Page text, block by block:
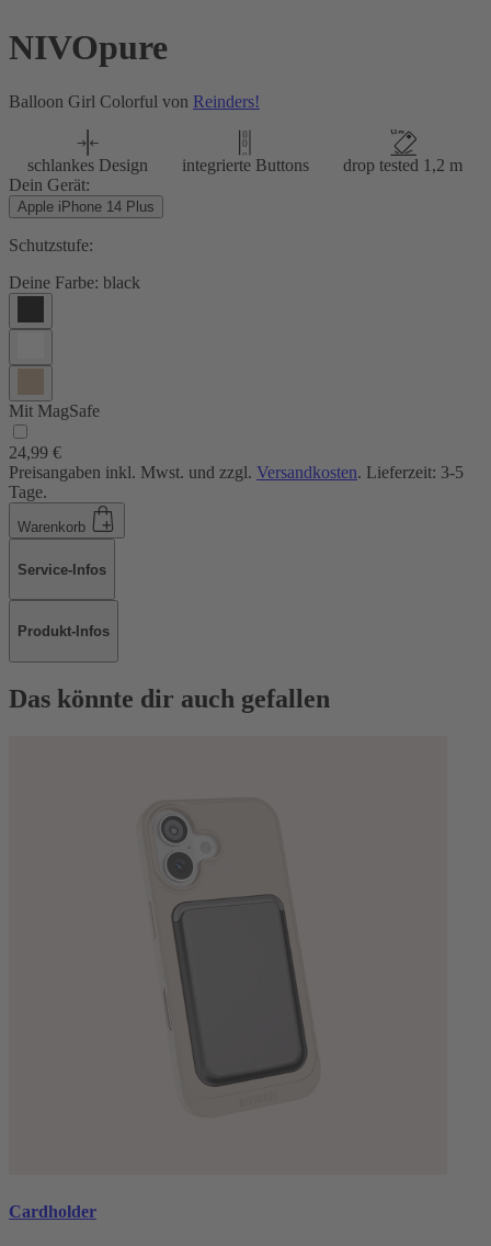
NIVOpure
Balloon Girl Colorful von Reinders!
schlankes Design integrierte Buttons
drop tested 1,2 m
Dein Gerät:
Apple iPhone 14 Plus
Schutzstufe:
Deine Farbe: black
Mit MagSafe
24,99 €
Preisangaben inkl. Mwst. und zzgl. Versandkosten. Lieferzeit: 3-5
Tage.
Warenkorb
Service-Infos
Produkt-Infos
Das könnte dir auch gefallen
Cardholder